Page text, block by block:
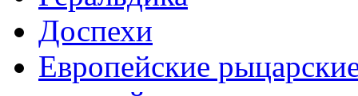
Доспехи
Европейские